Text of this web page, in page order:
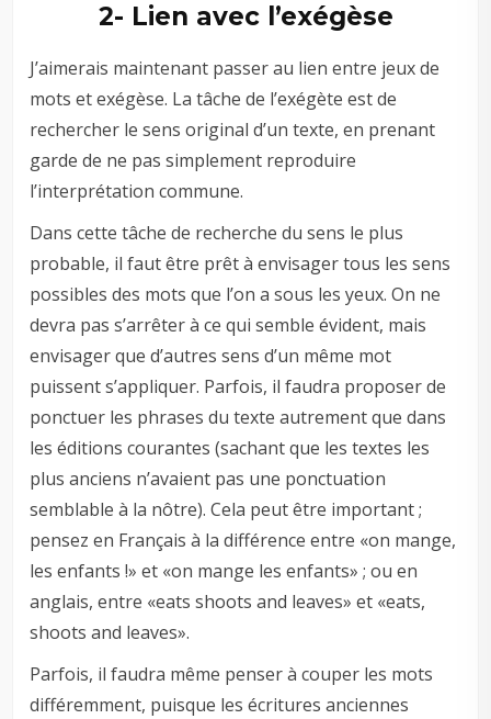
2- Lien avec l’exégèse
J’aimerais maintenant passer au lien entre jeux de
mots et exégèse. La tâche de l’exégète est de
rechercher le sens original d’un texte, en prenant
garde de ne pas simplement reproduire
l’interprétation commune.
Dans cette tâche de recherche du sens le plus
probable, il faut être prêt à envisager tous les sens
possibles des mots que l’on a sous les yeux. On ne
devra pas s’arrêter à ce qui semble évident, mais
envisager que d’autres sens d’un même mot
puissent s’appliquer. Parfois, il faudra proposer de
ponctuer les phrases du texte autrement que dans
les éditions courantes (sachant que les textes les
plus anciens n’avaient pas une ponctuation
semblable à la nôtre). Cela peut être important ;
pensez en Français à la différence entre «on mange,
les enfants !» et «on mange les enfants» ; ou en
anglais, entre «eats shoots and leaves» et «eats,
shoots and leaves».
Parfois, il faudra même penser à couper les mots
différemment, puisque les écritures anciennes